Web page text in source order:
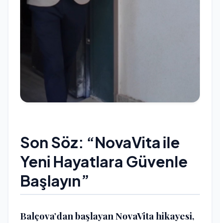
Son Söz: “NovaVita ile
Yeni Hayatlara Güvenle
Başlayın”
Balçova’dan başlayan NovaVita hikayesi,